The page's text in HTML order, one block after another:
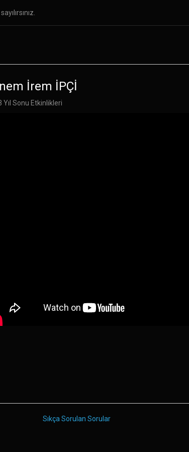
Sınavları
İrem İPÇİ
Yıl Sonu Etkinlikleri
Sıkça Sorulan Sorular